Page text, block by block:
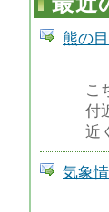
熊の
こ
付
近
気象